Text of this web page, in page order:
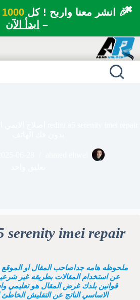
🎉 انشر معنا واربح ! كل1000 نقطة
– ابدأ الآن
✖
التجاوز
إلى
المحتوى
serenity imei repair
ملحوظه هامه جداصاحب المقال او الموقع
عن استخدام المقالات بطريقه غير
قوانين بلدك غرض المقال هو تعليمي
الاساسي الناتج عن التفليش الخاطئ